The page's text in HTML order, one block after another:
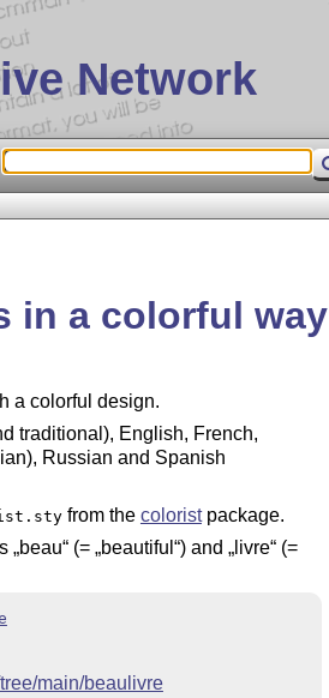
Network
in a colorful way
a colorful design.
traditional), English, French,
Russian and Spanish
from the coloristpackage.
beau (= beautiful ) and livre (=
main/beaulivre